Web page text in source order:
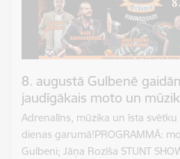
8. augustā Gulbenē
jaudīgākais moto un
Adrenalīns, mūzika un īsta
dienas garumā!PROGRAMMĀ:
Gulbeni; Jāņa Rozīša STUNT